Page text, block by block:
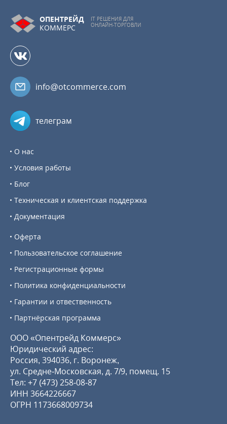
ОПЕНТРЕЙД
КОММЕРС
IT РЕШЕНИЯ ДЛЯ
ОНЛАЙН-ТОРГОВЛИ
info@otcommerce.com
телеграм
О нас
Блог
Документация
Условия работы
Техническая и клиентская поддержка
Оферта
Регистрационные формы
Гарантии и отвественность
Пользовательское соглашение
Политика конфиденциальности
Партнёрская программа
ООО «Опентрейд Коммерс»
Юридический адрес:
Россия, 394036, г. Воронеж,
ул. Средне-Московская, д. 7/9, помещ. 15
Тел: +7 (473) 258-08-87
ИНН 3664226667
ОГРН 1173668009734